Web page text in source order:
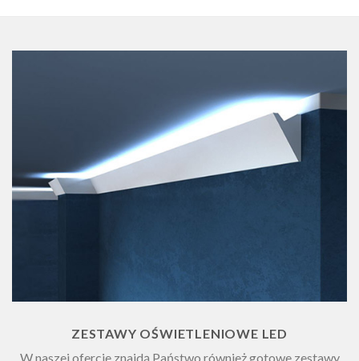
ZESTAWY OŚWIETLENIOWE LED
W naszej ofercie znajdą Państwo również gotowe zestawy